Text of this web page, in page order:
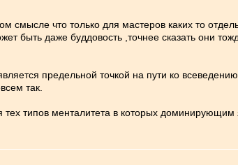
смысле что только для мастеров каких то
быть даже буддовость ,точнее сказать они
предельной точкой на пути ко
так.
типов менталитета в которых доминирующим